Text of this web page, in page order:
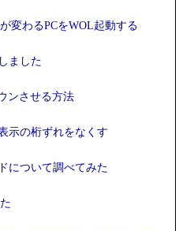
変わるPCをWOL起動する
ました
ンさせる方法
示の桁ずれをなくす
について調べてみた